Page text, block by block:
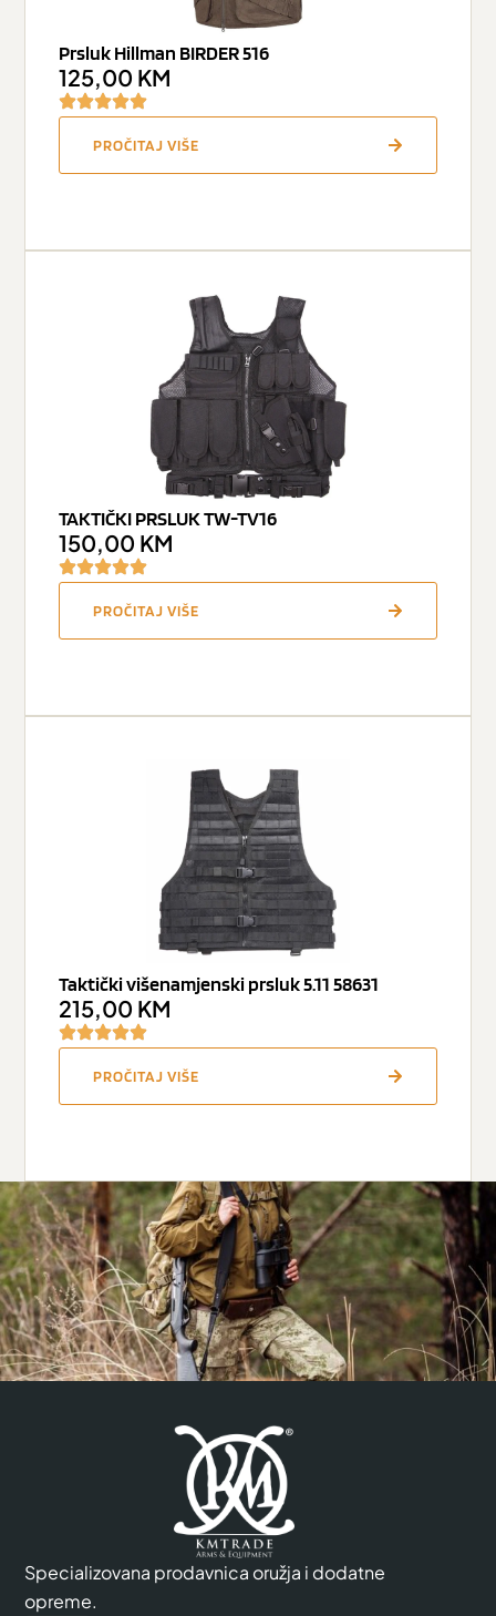
Prsluk Hillman BIRDER 516
125,00 KM
PROČITAJ VIŠE
TAKTIČKI PRSLUK TW-TV16
150,00 KM
PROČITAJ VIŠE
Taktički višenamjenski prsluk 5.11 58631
215,00 KM
PROČITAJ VIŠE
Specializovana prodavnica oružja i dodatne
opreme.